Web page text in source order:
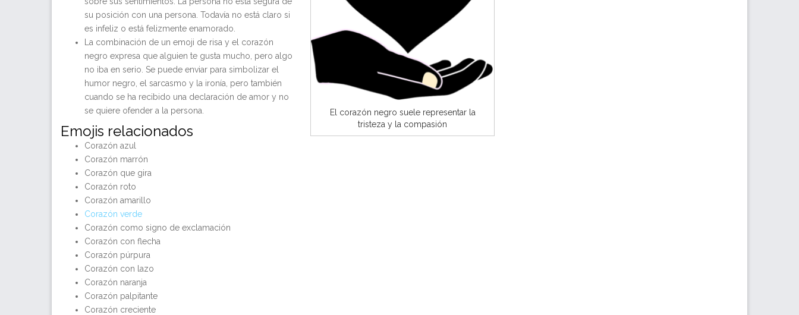
El corazón negro suele representar la
tristeza y la compasión
su posición con una persona. Todavía no está claro si
es infeliz o está felizmente enamorado.
La combinación de un emoji de risa y el corazón
negro expresa que alguien te gusta mucho, pero algo
no iba en serio. Se puede enviar para simbolizar el
humor negro, el sarcasmo y la ironía, pero también
cuando se ha recibido una declaración de amor y no
se quiere ofender a la persona.
Emojis relacionados
Corazón azul
Corazón marrón
Corazón que gira
Corazón roto
Corazón amarillo
Corazón verde
Corazón como signo de exclamación
Corazón con flecha
Corazón púrpura
Corazón con lazo
Corazón naranja
Corazón palpitante
Corazón creciente